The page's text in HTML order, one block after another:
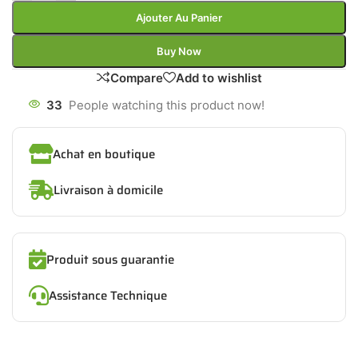
Ajouter Au Panier
Buy Now
Compare
Add to wishlist
33 People watching this product now!
Achat en boutique
Livraison à domicile
Produit sous guarantie
Assistance Technique